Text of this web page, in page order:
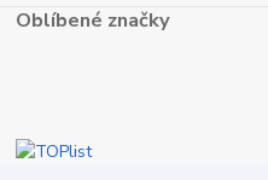
Oblíbené značky